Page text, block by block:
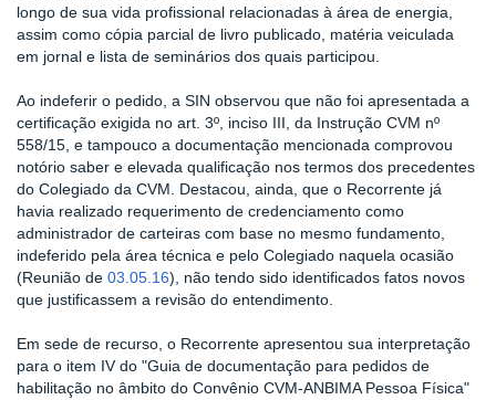
longo de sua vida profissional relacionadas à área de energia,
assim como cópia parcial de livro publicado, matéria veiculada
em jornal e lista de seminários dos quais participou.
Ao indeferir o pedido, a SIN observou que não foi apresentada a
certificação exigida no art. 3º, inciso III, da Instrução CVM nº
558/15, e tampouco a documentação mencionada comprovou
notório saber e elevada qualificação nos termos dos precedentes
do Colegiado da CVM. Destacou, ainda, que o Recorrente já
havia realizado requerimento de credenciamento como
administrador de carteiras com base no mesmo fundamento,
indeferido pela área técnica e pelo Colegiado naquela ocasião
(Reunião de 03.05.16), não tendo sido identificados fatos novos
que justificassem a revisão do entendimento.
Em sede de recurso, o Recorrente apresentou sua interpretação
para o item IV do "Guia de documentação para pedidos de
habilitação no âmbito do Convênio CVM-ANBIMA Pessoa Física"